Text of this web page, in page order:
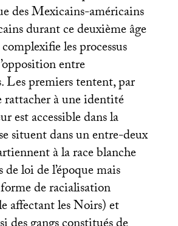
des Mexicains-américains
durant ce deuxième âge
complexifie les processus
entre
Les premiers tentent, par
rattacher à une identité
est accessible dans la
situent dans un entre-deux
à la race blanche
de loi de l’époque mais
de racialisation
affectant les Noirs) et